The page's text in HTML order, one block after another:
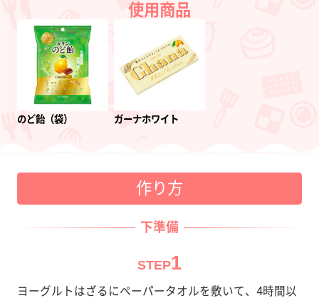
使用商品
のど飴（袋） ガーナホワイト
作り方
下準備
STEP1
ヨーグルトはざるにペーパータオルを敷いて、4時間以